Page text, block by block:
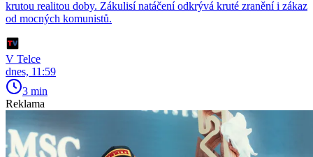
krutou realitou doby. Zákulisí natáčení odkrývá kruté zranění i zákaz
od mocných komunistů.
V Telce
dnes, 11:59
3 min
Reklama